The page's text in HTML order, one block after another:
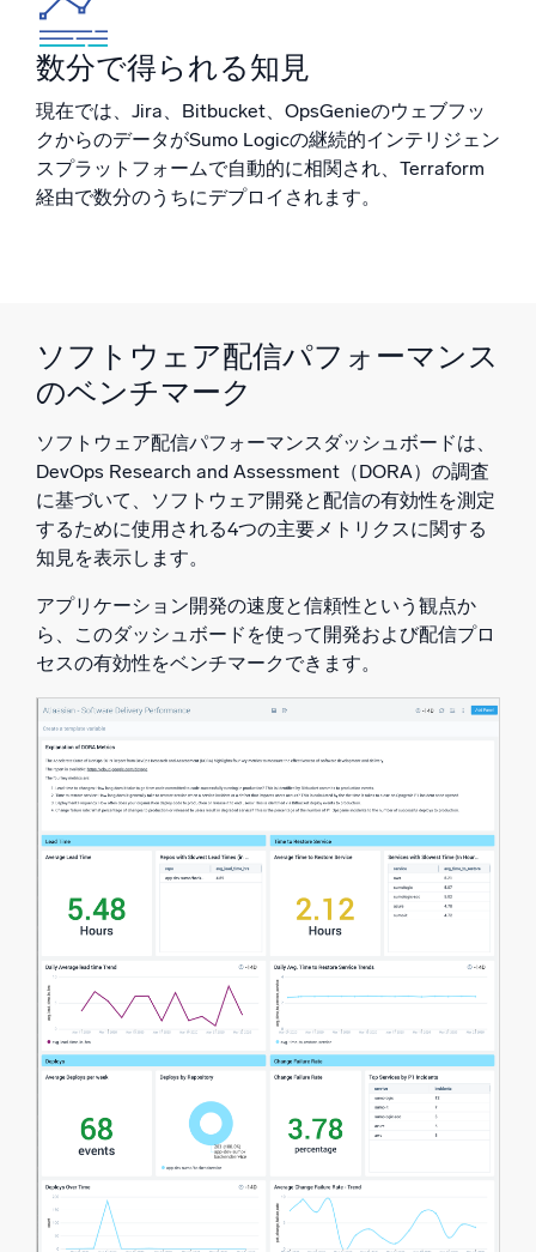
数分で得られる知見
現在では、Jira、Bitbucket、OpsGenieのウェブフッ
クからのデータがSumo Logicの継続的インテリジェン
スプラットフォームで自動的に相関され、Terraform
経由で数分のうちにデプロイされます。
ソフトウェア配信パフォーマンス
のベンチマーク
ソフトウェア配信パフォーマンスダッシュボードは、
DevOps Research and Assessment（DORA）の調査
に基づいて、ソフトウェア開発と配信の有効性を測定
するために使用される4つの主要メトリクスに関する
知見を表示します。
アプリケーション開発の速度と信頼性という観点か
ら、このダッシュボードを使って開発および配信プロ
セスの有効性をベンチマークできます。